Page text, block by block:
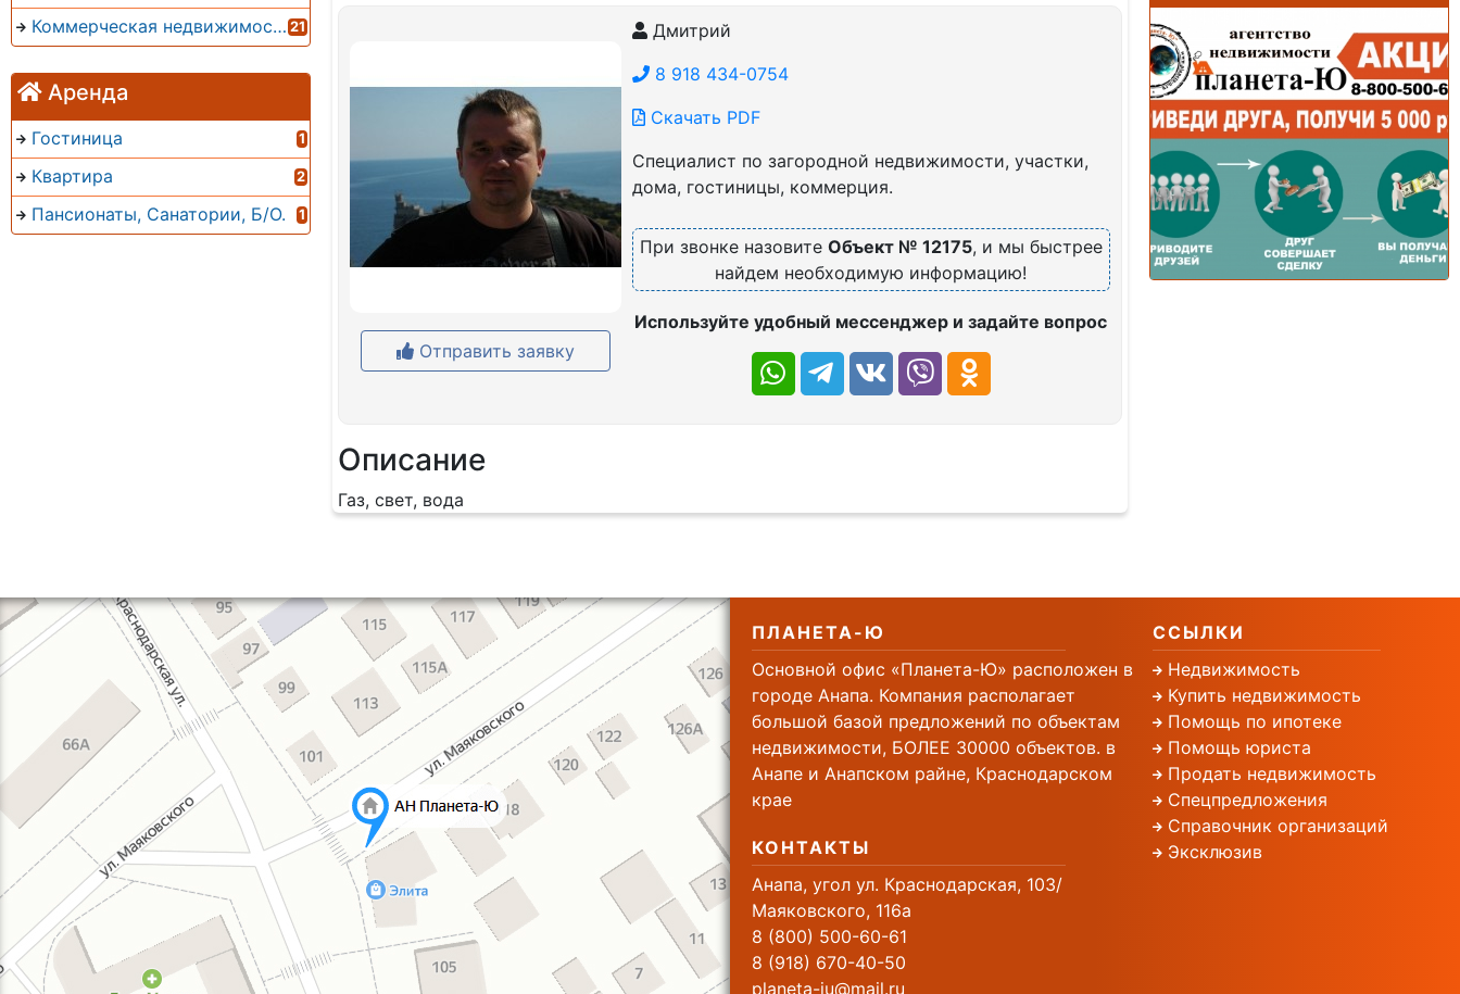
Коммерческая недвижимость 21
Аренда
Гостиница 1
Квартира 2
Пансионаты, Санатории, Б/О. 1
Отправить заявку
Дмитрий
8 918 434-0754
Скачать PDF
Специалист по загородной недвижимости, участки,
дома, гостиницы, коммерция.
При звонке назовите Объект № 12175, и мы быстрее
найдем необходимую информацию!
Используйте удобный мессенджер и задайте вопрос
Описание
Газ, свет, вода
ПЛАНЕТА-Ю
Основной офис «Планета-Ю» расположен в
городе Анапа. Компания располагает
большой базой предложений по объектам
недвижимости, БОЛЕЕ 30000 объектов. в
Анапе и Анапском райне, Краснодарском
крае
КОНТАКТЫ
Анапа, угол ул. Краснодарская, 103/
Маяковского, 116а
8 (800) 500-60-61
8 (918) 670-40-50
planeta-ju@mail.ru
ССЫЛКИ
Недвижимость
Купить недвижимость
Помощь по ипотеке
Помощь юриста
Продать недвижимость
Спецпредложения
Справочник организаций
Эксклюзив